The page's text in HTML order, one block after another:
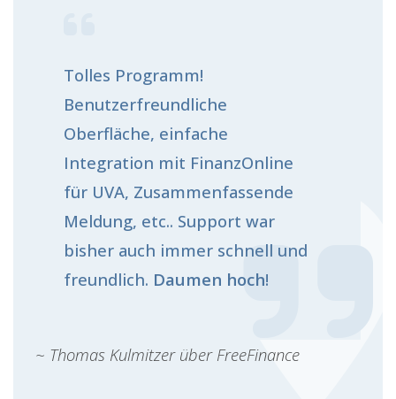
Tolles Programm!
Benutzerfreundliche
Oberfläche, einfache
Integration mit FinanzOnline
für UVA, Zusammenfassende
Meldung, etc.. Support war
bisher auch immer schnell und
freundlich. Daumen hoch!
~ Thomas Kulmitzer über FreeFinance